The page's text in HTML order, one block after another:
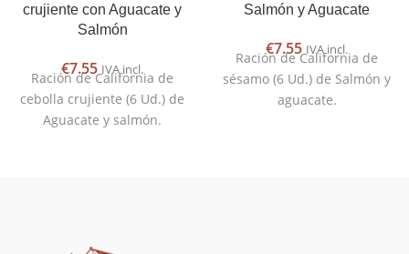
crujiente con Aguacate y
Salmón
€7.55 IVA incl.
Ración de California de
cebolla crujiente (6 Ud.) de
Aguacate y salmón.
Salmón y Aguacate
€7.55 IVA incl.
Ración de California de
sésamo (6 Ud.) de Salmón y
aguacate.